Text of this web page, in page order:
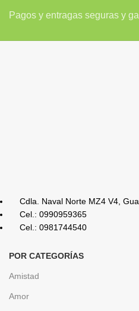
Pagos y entragas seguras y
Cdla. Naval Norte MZ4 V4,
Cel.: 0990959365
Cel.: 0981744540
POR CATEGORÍAS
Amistad
Amor